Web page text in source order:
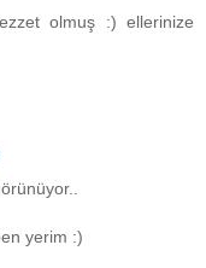
olmuş :) ellerinize
yerim :)